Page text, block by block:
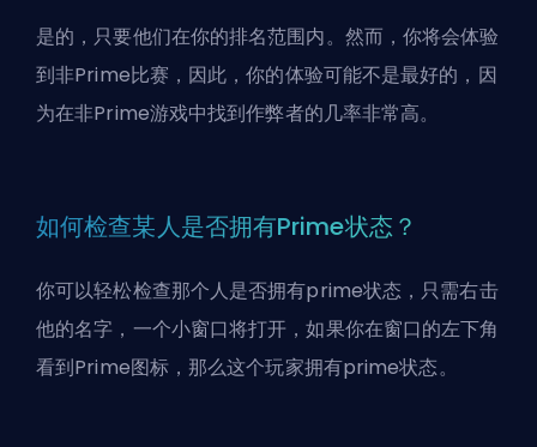
是的，只要他们在你的排名范围内。然而，你将会体验
到非Prime比赛，因此，你的体验可能不是最好的，因
为在非Prime游戏中找到作弊者的几率非常高。
如何检查某人是否拥有Prime状态？
你可以轻松检查那个人是否拥有prime状态，只需右击
他的名字，一个小窗口将打开，如果你在窗口的左下角
看到Prime图标，那么这个玩家拥有prime状态。